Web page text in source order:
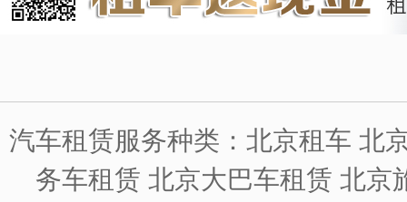
汽车租赁服务种类：北京租车 北
务车租赁 北京大巴车租赁 北京